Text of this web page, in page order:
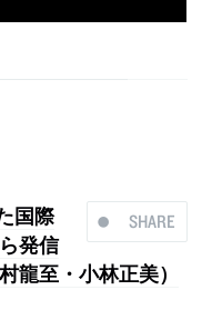
SHARE
国際
発信
龍至・小林正美）